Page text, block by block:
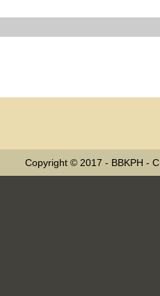
Copyright © 2017 - BBKPH -